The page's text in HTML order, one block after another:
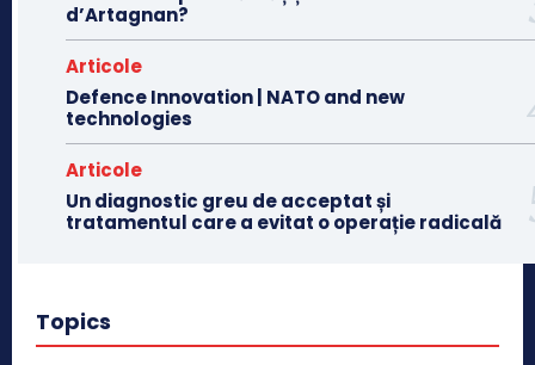
d’Artagnan?
Articole
Defence Innovation | NATO and new
technologies
Articole
Un diagnostic greu de acceptat și
tratamentul care a evitat o operație radicală
Topics